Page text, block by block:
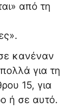
από τη
κανέναν
για τη
15, για
ή σε αυτό.